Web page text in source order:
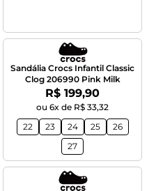
Sandália Crocs Infantil Classic
Clog 206990 Pink Milk
Por:
R$ 199,90
ou 6x de R$ 33,32
22
23 24 25
26
27